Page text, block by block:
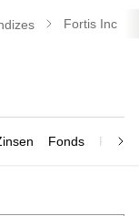
Fortis Inc
Fonds